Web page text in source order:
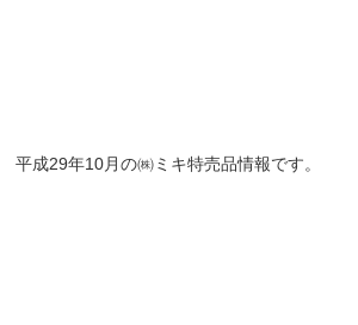
平成29年10月の㈱ミキ特売品情報です。